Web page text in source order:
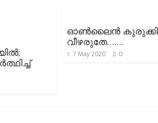
ഓണ്‍ലൈന്‍
വീഴരുതേ…….
7 May 2020 0